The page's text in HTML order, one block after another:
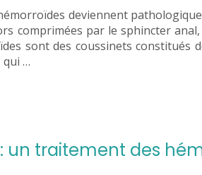
deviennent
comprimées par le sphincter
sont des coussinets constitués
qui …
un traitement des